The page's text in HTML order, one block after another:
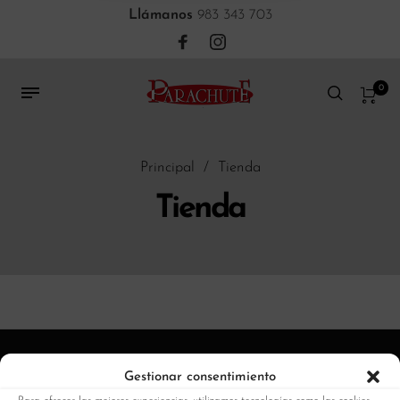
Gestionar consentimiento
Llámanos 983 343 703
0
Principal / Tienda
Tienda